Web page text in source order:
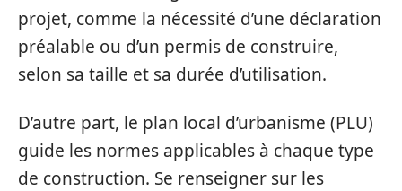
projet, comme la nécessité d’une déclaration
préalable ou d’un permis de construire,
selon sa taille et sa durée d’utilisation.
D’autre part, le plan local d’urbanisme (PLU)
guide les normes applicables à chaque type
de construction. Se renseigner sur les